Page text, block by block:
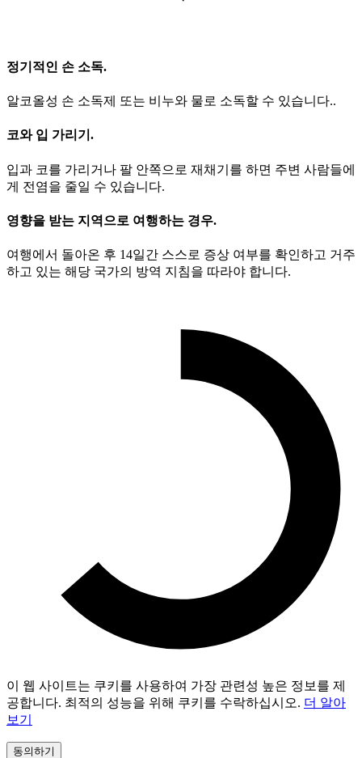
정기적인 손 소독.
알코올성 손 소독제 또는 비누와 물로 소독할 수 있습니다..
코와 입 가리기.
입과 코를 가리거나 팔 안쪽으로 재채기를 하면 주변 사람들에
게 전염을 줄일 수 있습니다.
영향을 받는 지역으로 여행하는 경우.
여행에서 돌아온 후 14일간 스스로 증상 여부를 확인하고 거주
하고 있는 해당 국가의 방역 지침을 따라야 합니다.
이 웹 사이트는 쿠키를 사용하여 가장 관련성 높은 정보를 제
공합니다. 최적의 성능을 위해 쿠키를 수락하십시오. 더 알아
보기
동의하기